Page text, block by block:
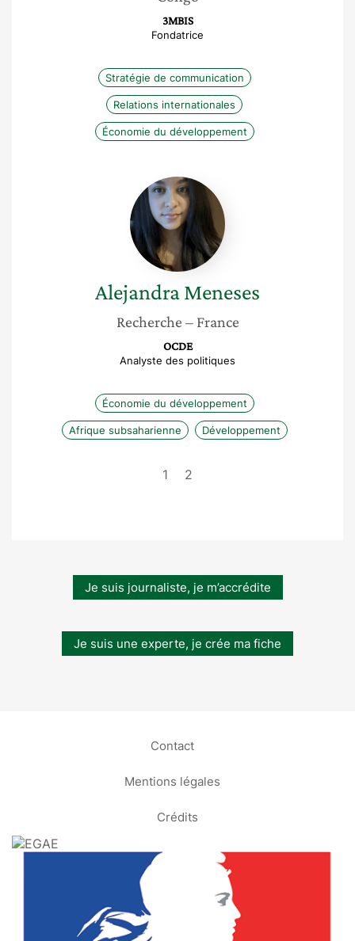
3MBIS
Fondatrice
Stratégie de communication
Relations internationales
Économie du développement
Alejandra
Meneses
AlejandraMeneses
Recherche – France
OCDE
Analyste des politiques
Économie du développement
Afrique subsaharienne Développement
1 2
Je suis journaliste, je m’accrédite
Je suis une experte, je crée ma fiche
Contact
Mentions légales
Crédits